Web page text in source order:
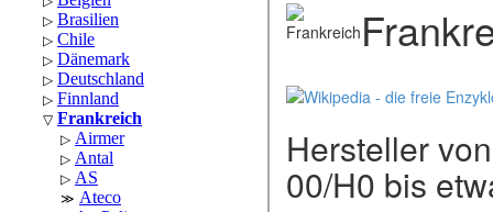
Hersteller
00/H0 bis